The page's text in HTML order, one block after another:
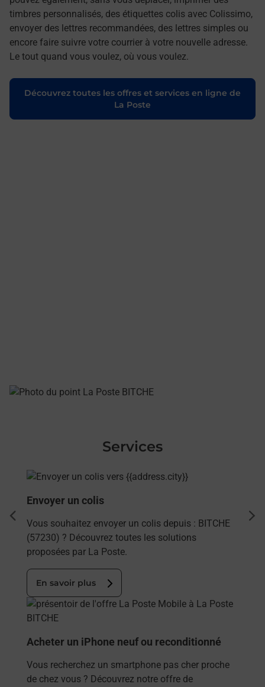
timbres personnalisés, des étiquettes colis avec Colissimo,
envoyer des lettres recommandées, des lettres simples ou
encore faire suivre votre courrier à votre nouvelle adresse.
Le tout quand vous voulez, où vous voulez.
Découvrez toutes les offres et services en ligne de
La Poste
Services
En savoir plus
Envoyer un colis
Vous souhaitez envoyer un colis depuis : BITCHE
(57230) ? Découvrez toutes les solutions
proposées par La Poste.
En savoir plus
En savoir plus
Acheter un iPhone neuf ou reconditionné
Vous recherchez un smartphone pas cher proche
de chez vous ? Découvrez notre offre de